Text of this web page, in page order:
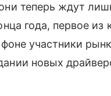
теперь ждут
года, первое из
участники
новых